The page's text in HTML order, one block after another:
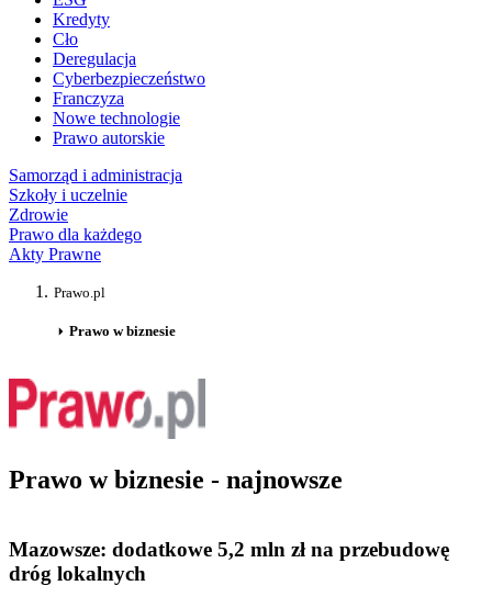
Kredyty
Cło
Deregulacja
Cyberbezpieczeństwo
Franczyza
Nowe technologie
Prawo autorskie
Samorząd i administracja
Szkoły i uczelnie
Zdrowie
Prawo dla każdego
Akty Prawne
Prawo.pl
Prawo w biznesie
Prawo w biznesie - najnowsze
Mazowsze: dodatkowe 5,2 mln zł na przebudowę
dróg lokalnych